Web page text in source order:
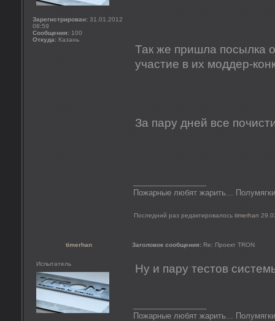
Зарегистрирован: 31.01.2012
08:59
Сообщения: 100
Откуда: Казань
Так же пришла посылка
участие в их моддер-
За пару дней все
Пожарные любят жарить...
Последний раз редактировалось timerhan
timerhan Заголовок сообщения: Re: Проект TRON
Испытатель Ну и пару тестов
Пожарные любят жарить...